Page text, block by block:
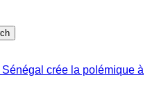
crée la polémique à